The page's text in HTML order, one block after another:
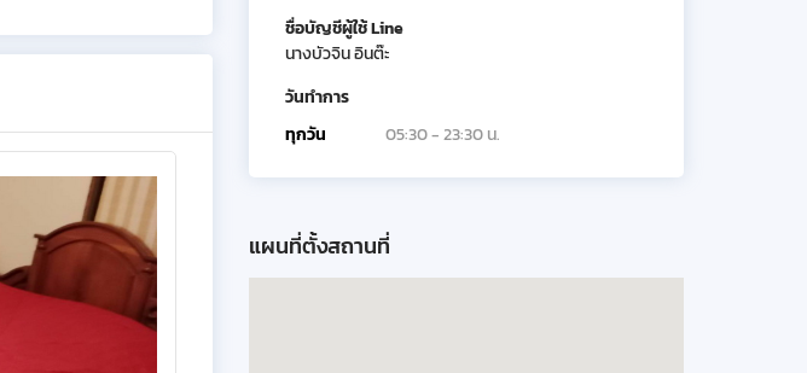
ชื่อบัญชีผู้ใช้ Line
นางบัวจิน อินต๊ะ
วันทำการ
ทุกวัน
05:30 - 23:30 น.
แผนที่ตั้งสถานที่